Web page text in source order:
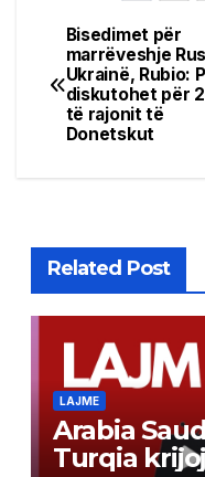
Post
Bisedimet për
marrëveshje
Ukrainë, Rubio:
diskutohet për
të rajonit të
Donetskut
Related Post
LAJME
Arabia
Turqia